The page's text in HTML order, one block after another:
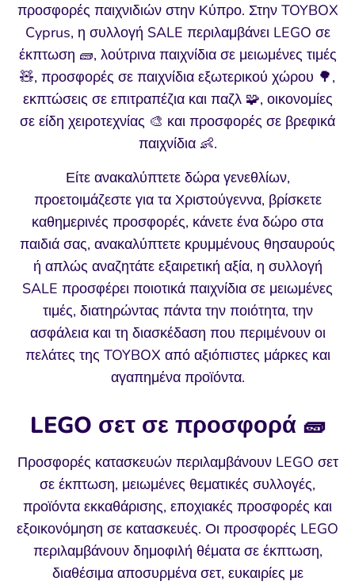
προσφορές παιχνιδιών στην Κύπρο. Στην TOYBOX
Cyprus, η συλλογή SALE περιλαμβάνει LEGO σε
έκπτωση 🧱, λούτρινα παιχνίδια σε μειωμένες τιμές
🧸, προσφορές σε παιχνίδια εξωτερικού χώρου 🌳,
εκπτώσεις σε επιτραπέζια και παζλ 🧩, οικονομίες
σε είδη χειροτεχνίας 🎨 και προσφορές σε βρεφικά
παιχνίδια 👶.
Είτε ανακαλύπτετε δώρα γενεθλίων,
προετοιμάζεστε για τα Χριστούγεννα, βρίσκετε
καθημερινές προσφορές, κάνετε ένα δώρο στα
παιδιά σας, ανακαλύπτετε κρυμμένους θησαυρούς
ή απλώς αναζητάτε εξαιρετική αξία, η συλλογή
SALE προσφέρει ποιοτικά παιχνίδια σε μειωμένες
τιμές, διατηρώντας πάντα την ποιότητα, την
ασφάλεια και τη διασκέδαση που περιμένουν οι
πελάτες της TOYBOX από αξιόπιστες μάρκες και
αγαπημένα προϊόντα.
LEGO σετ σε προσφορά 🧱
Προσφορές κατασκευών περιλαμβάνουν LEGO σετ
σε έκπτωση, μειωμένες θεματικές συλλογές,
προϊόντα εκκαθάρισης, εποχιακές προσφορές και
εξοικονόμηση σε κατασκευές. Οι προσφορές LEGO
περιλαμβάνουν δημοφιλή θέματα σε έκπτωση,
διαθέσιμα αποσυρμένα σετ, ευκαιρίες με